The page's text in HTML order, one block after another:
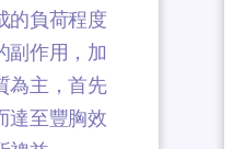
的負荷程度
副作用，加
為主，首先
達至豐胸效